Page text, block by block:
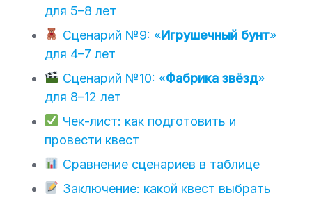
для 5–8 лет
Сценарий №9: «Игрушечный бунт»
для 4–7 лет
Сценарий №10: «Фабрика звёзд»
для 8–12 лет
Чек-лист: как подготовить и
провести квест
Сравнение сценариев в таблице
Заключение: какой квест выбрать